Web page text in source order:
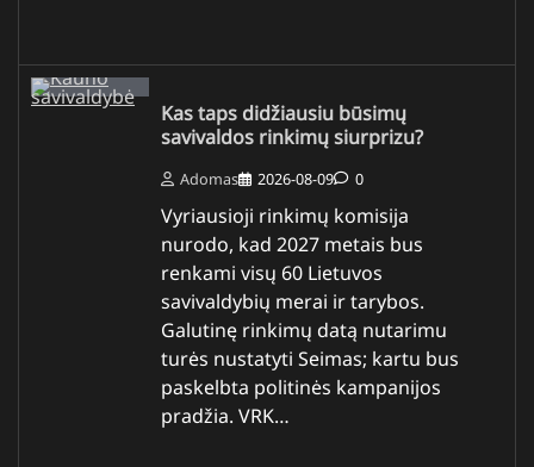
Kas taps didžiausiu būsimų
savivaldos rinkimų siurprizu?
Adomas 2026-08-09 0
Vyriausioji rinkimų komisija
nurodo, kad 2027 metais bus
renkami visų 60 Lietuvos
savivaldybių merai ir tarybos.
Galutinę rinkimų datą nutarimu
turės nustatyti Seimas; kartu bus
paskelbta politinės kampanijos
pradžia. VRK…